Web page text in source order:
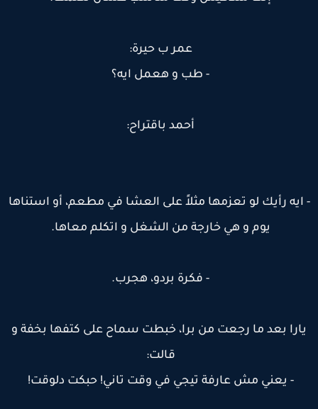
عمر ب حيرة:
- طب و هعمل ايه؟
أحمد باقتراح:
ايه رأيك لو تعزمها مثلاً على العشا في مطعم، أو استناها
يوم و هي خارجة من الشغل و اتكلم معاها.
- فكرة بردو، هجرب.
بعد ما رجعت من برا، خبطت سماح على كتفها بخفة و
قالت:
- يعني مش عارفة تيجي في وقت تاني! حبكت دلوقت!